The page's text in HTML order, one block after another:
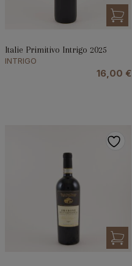
Italie Primitivo Intrigo 2025
INTRIGO
16,00 €